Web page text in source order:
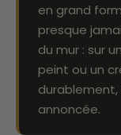
en grand
presque
du mur : sur
peint ou un
annoncée.